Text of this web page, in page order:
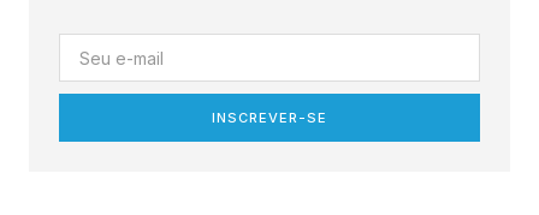
INSCREVER-SE